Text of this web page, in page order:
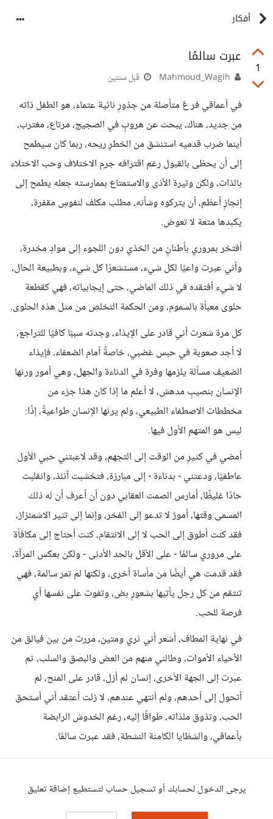
أفكار
1
عبرت سالمًا
قبل سنتين
في أعماقي فر عٌ متأصلة من جذورٍ نائية عتماء، هو الطفل ذاته
من جديد، هناك، يبحث عن هروبٍ في الصجيج، مرتاع، مغترب،
أينما ضرب قدميه استنشق من الخطرِ ريحه، ربما كان سيطمح
إلى أن يحظى بالقبول رغم اقترافه جرم الاختلاف وحب الاختلاء
بالذات، ولكن وتيرة الأذى والاستمتاع بممارسته جعله يطمح إلى
إنجازٍ أعظم، أن يتركوه وشأنه، مطلب مكلف لنفوسٍ مقفرة،
يكبدها متعة لا تعوض.
أفتخر بمروري بأطنانٍ من الخذي دون اللجوء إلى موادٍ مخدرة،
وأني عبرت واعيًا لكل شيء، مستشعرًا كل شيء، وبطبيعة الحال،
لا شيء أفتقده في ذلك الماضي، حتى إيجابياته، فهي كقطعة
حلوى معبأة بالسموم، ومن الحكمة التخلص من مثل هذه الحلوى.
كل مرة شعرت أني قادر على الإيذاء، وجدته سببًا كافيًا للتراجع،
لا أجد صعوبة في حبس غضبي، خاصةً أمام الضعفاء، فإيذاء
الضعيف مسألة يلزمها وفرة في الدناءة والجهل، وهي أمور ورثها
الإنسان بنصيبٍ مدهش، لا أعلم ما إذا كان هذا جزء من
مخططات الاصطفاء الطبيعي، ولم يرثها الإنسان طواعيةً، إذًا:
ليس هو المتهم الأول فيها.
أمضي في كثيرٍ من الوقت إلى التجهم، وقد لاعبتني حبي الأول
عاطفيًا، ودعتني - بدناءة - إلى مبارزة، فتخشبت آنئذ، وانقلبت
حادًا غليظًا، أمارس الصمت العقابي دون أن أعرف أن له ذلك
المسمى وقتها، أمورٌ لا تدعو إلى الفخر، وإنما إلى تثير الاشمئزاز،
فقد كنت أطوق إلى الحب لا إلى الانتقام، كنت أحتاج إلى مكافأة
على مروري سالمًا - على الأقل بالحد الأدنى - ولكن بعكس المرآة،
فقد قدمت هي أيضًا من مأساة أخرى، ولكنها لم تمر سالمة، فهي
تنتقم من كل رجل يأتيها بشعورٍ بض، وتفوت على نفسها أي
فرصة للحب.
في نهاية المطاف، أشعر أني ثري ومتين، مررت من بين فيالق من
الأحياء الأموات، وطالني منهم من العض والبصق والسلب، ثم
عبرت إلى الجهة الأخرى، إنسان لم أزل، قادر على المنح، لم
أتحول إلى أحدهم، ولم أنتهي عندهم، لا زلت أعتقد أني أستحق
الحب، وتذوق ملذاته، طواقًا إليه، رغم الخدوش الرابضة
بأعماقي، والشظايا الكامنة النشطة، فقد عبرت سالمًا.
يرجى الدخول لحسابك أو تسجيل حساب لتستطيع إضافة تعليق